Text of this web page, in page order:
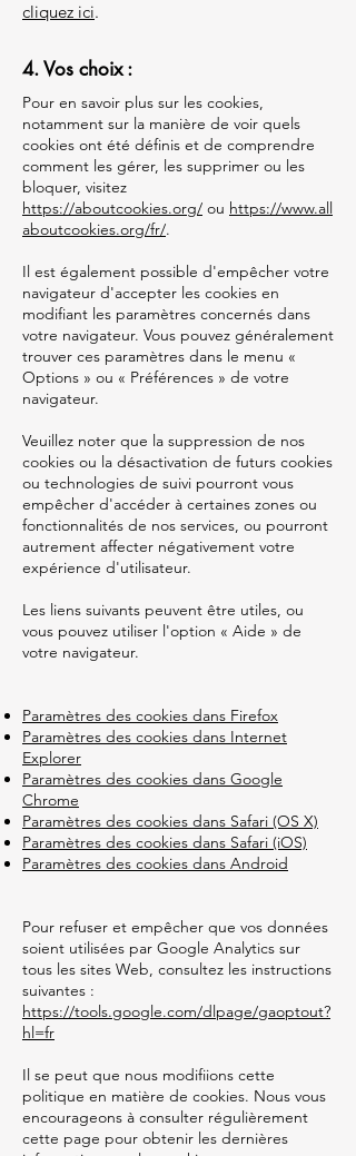
cliquez ici.
4. Vos choix :
Pour en savoir plus sur les cookies,
notamment sur la manière de voir quels
cookies ont été définis et de comprendre
comment les gérer, les supprimer ou les
bloquer, visitez
https://aboutcookies.org/ ou https://www.all
aboutcookies.org/fr/.
Il est également possible d'empêcher votre
navigateur d'accepter les cookies en
modifiant les paramètres concernés dans
votre navigateur. Vous pouvez généralement
trouver ces paramètres dans le menu «
Options » ou « Préférences » de votre
navigateur.
Veuillez noter que la suppression de nos
cookies ou la désactivation de futurs cookies
ou technologies de suivi pourront vous
empêcher d'accéder à certaines zones ou
fonctionnalités de nos services, ou pourront
autrement affecter négativement votre
expérience d'utilisateur.
Les liens suivants peuvent être utiles, ou
vous pouvez utiliser l'option « Aide » de
votre navigateur.
Paramètres des cookies dans Firefox
Paramètres des cookies dans Internet
Explorer
Paramètres des cookies dans Google
Chrome
Paramètres des cookies dans Safari (OS X)
Paramètres des cookies dans Safari (iOS)
Paramètres des cookies dans Android
Pour refuser et empêcher que vos données
soient utilisées par Google Analytics sur
tous les sites Web, consultez les instructions
suivantes :
https://tools.google.com/dlpage/gaoptout?
hl=fr
Il se peut que nous modifiions cette
politique en matière de cookies. Nous vous
encourageons à consulter régulièrement
cette page pour obtenir les dernières